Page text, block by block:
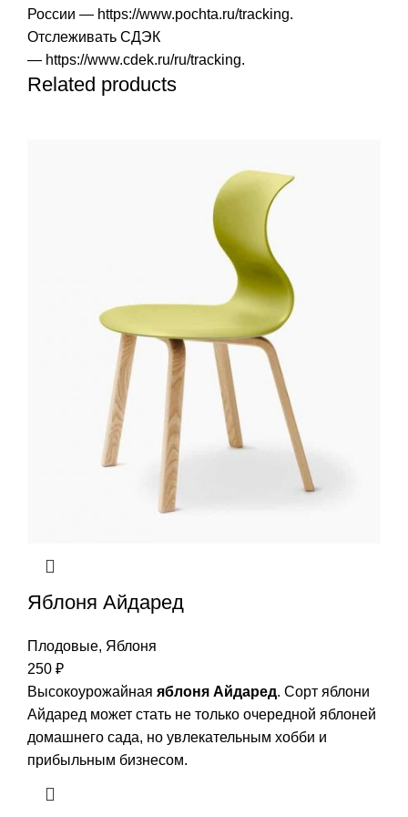
России — https://www.pochta.ru/tracking.
Отслеживать СДЭК
— https://www.cdek.ru/ru/tracking.
Related products
Яблоня Айдаред
Плодовые, Яблоня
250 ₽
Высокоурожайная яблоня Айдаред. Сорт яблони
Айдаред может стать не только очередной яблоней
домашнего сада, но увлекательным хобби и
прибыльным бизнесом.